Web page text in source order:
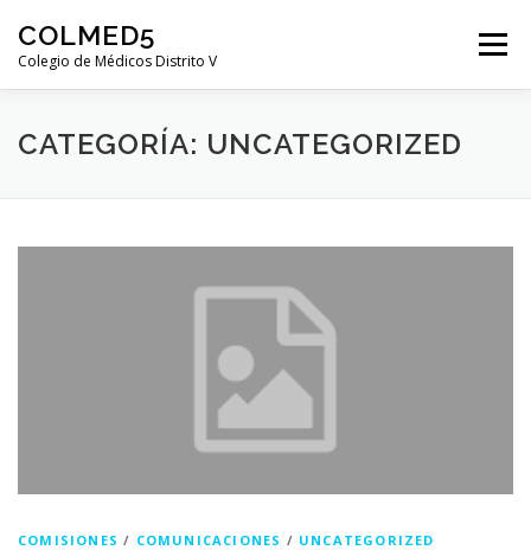
COLMED5
Colegio de Médicos Distrito V
Menú
CATEGORÍA: UNCATEGORIZED
COMISIONES / COMUNICACIONES / UNCATEGORIZED